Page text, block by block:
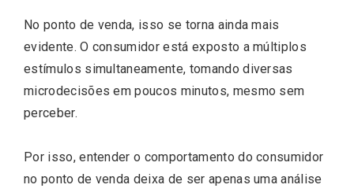
No ponto de venda, isso se torna ainda mais
evidente. O consumidor está exposto a múltiplos
estímulos simultaneamente, tomando diversas
microdecisões em poucos minutos, mesmo sem
perceber.
Por isso, entender o comportamento do consumidor
no ponto de venda deixa de ser apenas uma análise